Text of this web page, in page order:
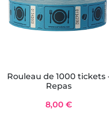
Rouleau de 1000 tickets
Repas
8,00 €